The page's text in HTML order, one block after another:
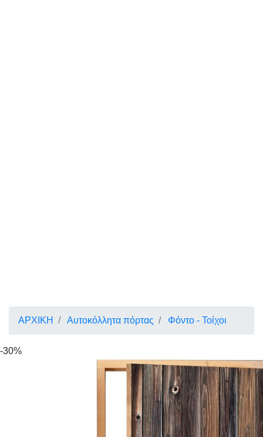
ΑΡΧΙΚΗ Αυτοκόλλητα πόρτας Φόντο - Τοίχοι
-30%